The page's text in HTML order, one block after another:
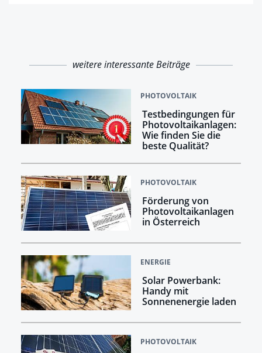
weitere interessante Beiträge
PHOTOVOLTAIK
Testbedingungen für
Photovoltaikanlagen:
Wie finden Sie die
beste Qualität?
PHOTOVOLTAIK
Förderung von
Photovoltaikanlagen
in Österreich
ENERGIE
Solar Powerbank:
Handy mit
Sonnenenergie laden
PHOTOVOLTAIK